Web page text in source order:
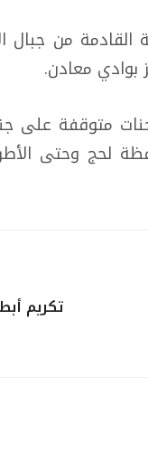
القادمة من
بوادي معادن.
متوقفة على
لحج وحتى
تكريم